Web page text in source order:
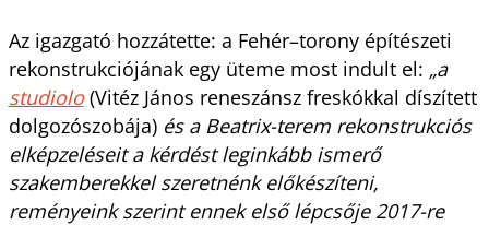
Az igazgató hozzátette: a Fehér–torony építészeti
rekonstrukciójának egy üteme most indult el: „a
studiolo (Vitéz János reneszánsz freskókkal díszített
dolgozószobája)és a Beatrix-terem rekonstrukciós
elképzeléseit a kérdést leginkább ismerő
szakemberekkel szeretnénk előkészíteni,
reményeink szerint ennek első lépcsője 2017-re